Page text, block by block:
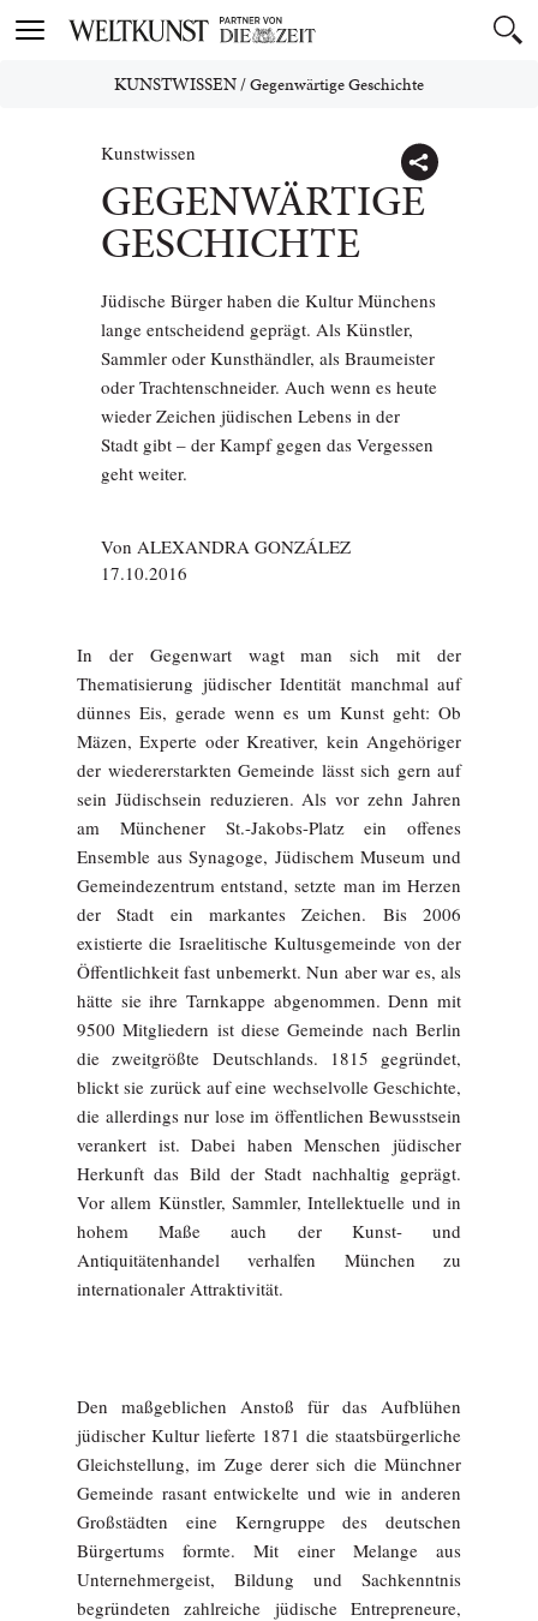
Toggle
KUNSTWISSEN/Gegenwärtige Geschichte
Kunstwissen
GEGENWÄRTIGE
GESCHICHTE
Jüdische Bürger haben die Kultur Münchens
lange entscheidend geprägt. Als Künstler,
Sammler oder Kunsthändler, als Braumeister
oder Trachtenschneider. Auch wenn es heute
wieder Zeichen jüdischen Lebens in der
Stadt gibt – der Kampf gegen das Vergessen
geht weiter.
Von ALEXANDRA GONZÁLEZ
17.10.2016
In der Gegenwart wagt man sich mit der
Thematisierung jüdischer Identität manchmal auf
dünnes Eis, gerade wenn es um Kunst geht: Ob
Mäzen, Experte oder Kreativer, kein Angehöriger
der wiedererstarkten Gemeinde lässt sich gern auf
sein Jüdischsein reduzieren. Als vor zehn Jahren
am Münchener St.-Jakobs-Platz ein offenes
Ensemble aus Synagoge, Jüdischem Museum und
Gemeindezentrum entstand, setzte man im Herzen
der Stadt ein markantes Zeichen. Bis 2006
existierte die Israelitische Kultusgemeinde von der
Öffentlichkeit fast unbemerkt. Nun aber war es, als
hätte sie ihre Tarnkappe abgenommen. Denn mit
9500 Mitgliedern ist diese Gemeinde nach Berlin
die zweitgrößte Deutschlands. 1815 gegründet,
blickt sie zurück auf eine wechselvolle Geschichte,
die allerdings nur lose im öffentlichen Bewusstsein
verankert ist. Dabei haben Menschen jüdischer
Herkunft das Bild der Stadt nachhaltig geprägt.
Vor allem Künstler, Sammler, Intellektuelle und in
hohem Maße auch der Kunst- und
Antiquitätenhandel verhalfen München zu
internationaler Attraktivität.
Den maßgeblichen Anstoß für das Aufblühen
jüdischer Kultur lieferte 1871 die staatsbürgerliche
Gleichstellung, im Zuge derer sich die Münchner
Gemeinde rasant entwickelte und wie in anderen
Großstädten eine Kerngruppe des deutschen
Bürgertums formte. Mit einer Melange aus
Unternehmergeist, Bildung und Sachkenntnis
begründeten zahlreiche jüdische Entrepreneure,